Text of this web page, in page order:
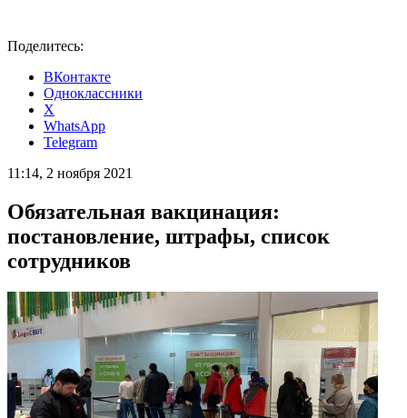
Поделитесь:
ВКонтакте
Одноклассники
X
WhatsApp
Telegram
11:14, 2 ноября 2021
Обязательная вакцинация:
постановление, штрафы, список
сотрудников